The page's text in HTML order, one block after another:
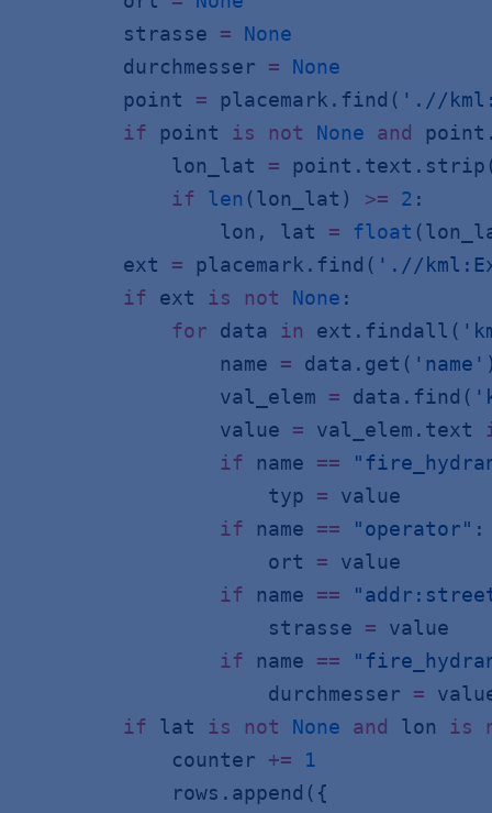
        strasse
= None
        durchmesser
= None
        point
= placemark.find( './/
        if
point is not None and
            lon_lat
=
            if
len (lon_lat) >= 2 :
                lon, lat
= float
        ext
= placemark.find( './/
        if
ext is not None :
            for
data in ext.findall(
                name
= data.get( 'name'
                val_elem
= data.find(
                value
= val_elem.text
                if
name ==
                    typ
= value
                if
name == "operator" :
                    ort
= value
                if
name ==
                    strasse
= value
                if
name ==
                    durchmesser
=
        if
lat is not None and lon is
            counter
+= 1
            rows.append({